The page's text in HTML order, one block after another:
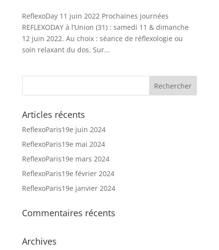
ReflexoDay 11 juin 2022 Prochaines journées
REFLEXODAY à l’Union (31) : samedi 11 & dimanche
12 juin 2022. Au choix : séance de réflexologie ou
soin relaxant du dos. Sur...
Articles récents
ReflexoParis19e juin 2024
ReflexoParis19e mai 2024
ReflexoParis19e mars 2024
ReflexoParis19e février 2024
ReflexoParis19e janvier 2024
Commentaires récents
Archives